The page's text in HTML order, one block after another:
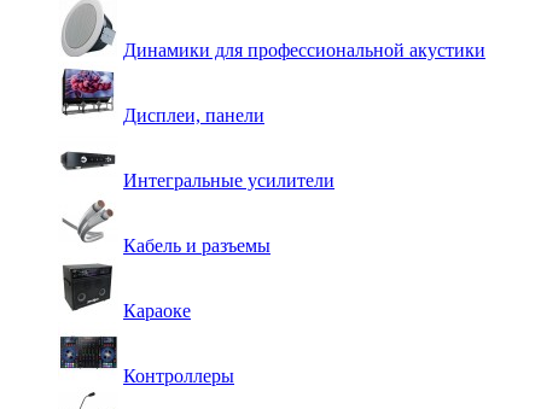
Динамики для профессиональной акустики
Дисплеи, панели
Интегральные усилители
Кабель и разъемы
Караоке
Контроллеры